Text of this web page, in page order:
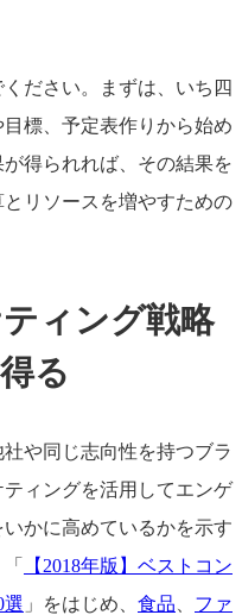
ださい。まずは、いち四
標、予定表作りから始め
得られれば、その結果を
リソースを増やすための
ィング戦略
る
や同じ志向性を持つブラ
ィングを活用してエンゲ
かに高めているかを示す
【2018年版】ベストコン
選 」をはじめ、 食品
ファ